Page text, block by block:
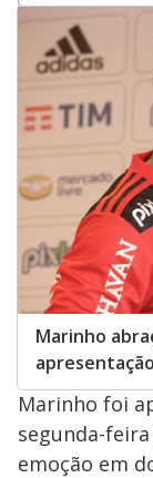
Opens in new
Marinho
Marinho foi
segunda-
emoção em